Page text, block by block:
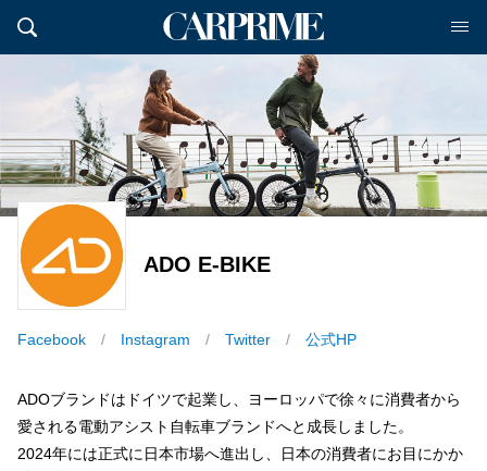
ADO E-BIKE
Facebook Instagram Twitter 公式HP
ADOブランドはドイツで起業し、ヨーロッパで徐々に消費者から
愛される電動アシスト自転車ブランドへと成長しました。
2024年には正式に日本市場へ進出し、日本の消費者にお目にかか